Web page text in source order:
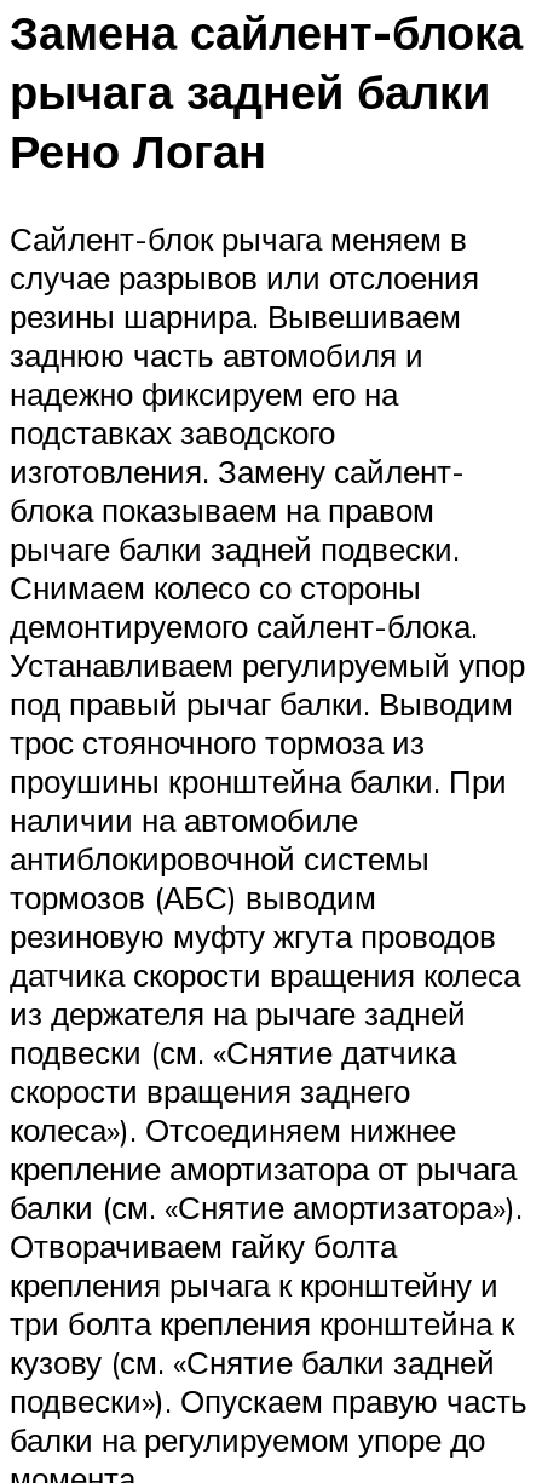
Замена сайлент-блока
рычага задней балки
Рено Логан
Сайлент-блок рычага меняем в
случае разрывов или отслоения
резины шарнира. Вывешиваем
заднюю часть автомобиля и
надежно фиксируем его на
подставках заводского
изготовления. Замену сайлент-
блока показываем на правом
рычаге балки задней подвески.
Снимаем колесо со стороны
демонтируемого сайлент-блока.
Устанавливаем регулируемый упор
под правый рычаг балки. Выводим
трос стояночного тормоза из
проушины кронштейна балки. При
наличии на автомобиле
антиблокировочной системы
тормозов (АБС) выводим
резиновую муфту жгута проводов
датчика скорости вращения колеса
из держателя на рычаге задней
подвески (см. «Снятие датчика
скорости вращения заднего
колеса»). Отсоединяем нижнее
крепление амортизатора от рычага
балки (см. «Снятие амортизатора»).
Отворачиваем гайку болта
крепления рычага к кронштейну и
три болта крепления кронштейна к
кузову (см. «Снятие балки задней
подвески»). Опускаем правую часть
балки на регулируемом упоре до